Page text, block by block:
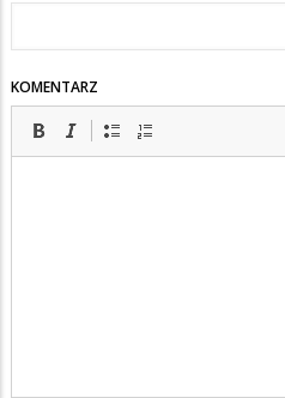
KOMENTARZ